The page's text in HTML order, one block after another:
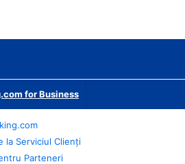
for Business
la Serviciul Clienți
Parteneri